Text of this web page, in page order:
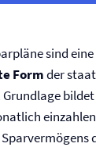
sind
Formder
Grundlage